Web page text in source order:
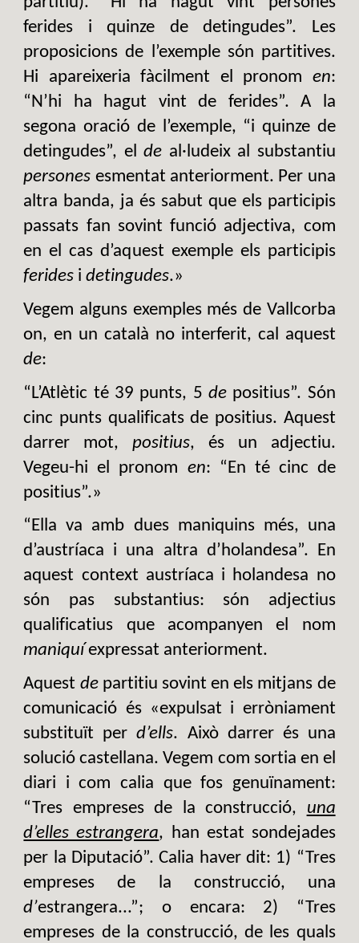
ferides i quinze de detingudes”. Les
proposicions de l’exemple són partitives.
Hi apareixeria fàcilment el pronom en:
“N’hi ha hagut vint de ferides”. A la
segona oració de l’exemple, “i quinze de
detingudes”, elde al·ludeix al substantiu
persones esmentat anteriorment. Per una
altra banda, ja és sabut que els participis
passats fan sovint funció adjectiva, com
en el cas d’aquest exemple els participis
ferides idetingudes.»
Vegem alguns exemples més de Vallcorba
on, en un català no interferit, cal aquest
de:
“L’Atlètic té 39 punts, 5 depositius”. Són
cinc punts qualificats de positius. Aquest
darrer mot, positius, és un adjectiu.
Vegeu-hi el pronom en: “En té cinc de
positius”.»
“Ella va amb dues maniquins més, una
d’austríaca i una altra d’holandesa”. En
aquest context austríaca i holandesa no
són pas substantius: són adjectius
qualificatius que acompanyen el nom
maniquíexpressat anteriorment.
Aquest de partitiu sovint en els mitjans de
comunicació és «expulsat i erròniament
substituït perd’ells. Això darrer és una
solució castellana. Vegem com sortia en el
diari i com calia que fos genuïnament:
“Tres empreses de la construcció, una
d’elles estrangera, han estat sondejades
per la Diputació”. Calia haver dit: 1) “Tres
empreses de la construcció, una
d’estrangera...”; o encara: 2) “Tres
empreses de la construcció, de les quals